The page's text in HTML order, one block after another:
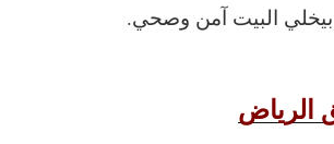
بيخلي البيت آمن وصحي.